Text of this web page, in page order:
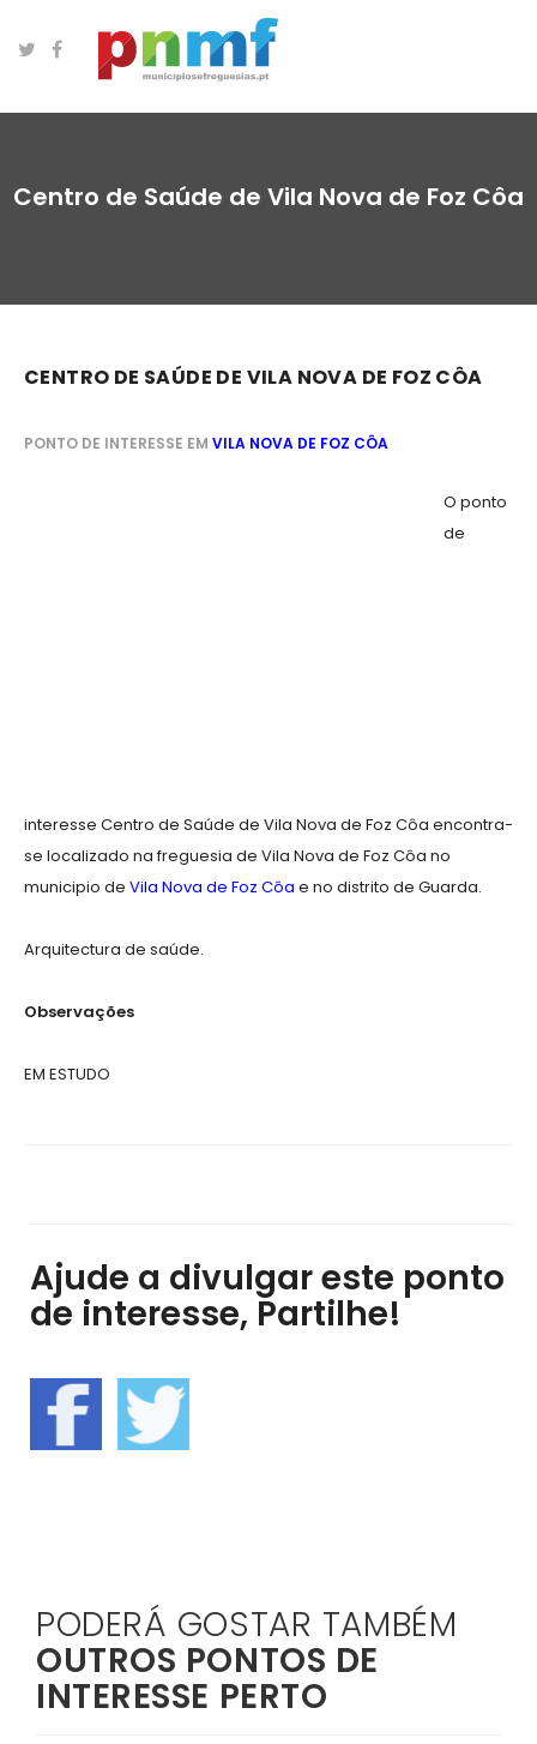
Centro de Saúde de Vila Nova de Foz Côa
CENTRO DE SAÚDE DE VILA NOVA DE FOZ CÔA
PONTO DE INTERESSE EM VILA NOVA DE FOZ CÔA
O ponto
de
interesse Centro de Saúde de Vila Nova de Foz Côa encontra-
se localizado na freguesia de Vila Nova de Foz Côa no
municipio de Vila Nova de Foz Côa e no distrito de Guarda.
Arquitectura de saúde.
Observações
EM ESTUDO
Ajude a divulgar este ponto
de interesse, Partilhe!
PODERÁ GOSTAR TAMBÉM
OUTROS PONTOS DE
INTERESSE PERTO